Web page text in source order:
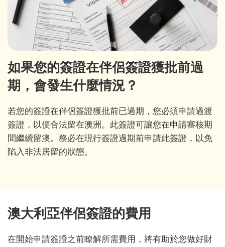
如果您的簽證在伴侶簽證獲批前過
期，會發生什麼情況？
若您的簽證在伴侶簽證獲批前已過期，您必須申請過渡
簽證，以便合法留在澳洲。此簽證可讓您在申請審核期
間繼續留澳。務必在現行簽證過期前申請此簽證，以免
陷入非法居留的狀態。
澳大利亞伴侶簽證的費用
在開始申請簽證之前瞭解所需費用，將有助於您做好財